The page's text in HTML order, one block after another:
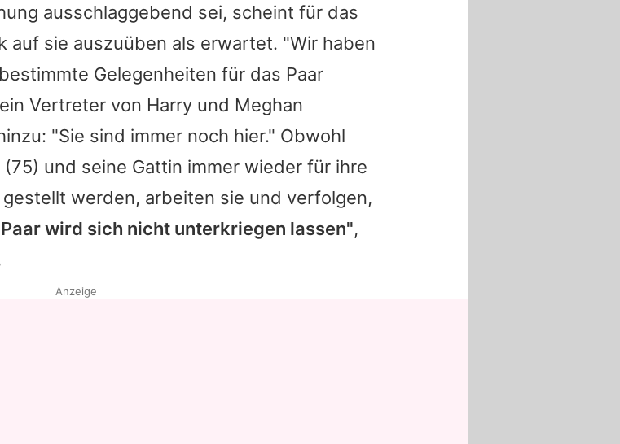
ausschlaggebend sei, scheint für das
auf sie auszuüben als erwartet. "Wir haben
Gelegenheiten für das Paar
Vertreter von Harry und Meghan
"Sie sind immer noch hier." Obwohl
(75) und seine Gattin immer wieder für ihre
werden, arbeiten sie und verfolgen,
wird sich nicht unterkriegen lassen",
Anzeige